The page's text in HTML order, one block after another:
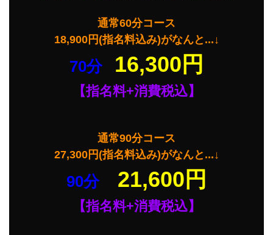
通常60分コース
18,900円(指名料込み)がなんと...↓
70分 16,300円
【指名料+消費税込】
通常90分コース
27,300円(指名料込み)がなんと...↓
90分 21,600円
【指名料+消費税込】